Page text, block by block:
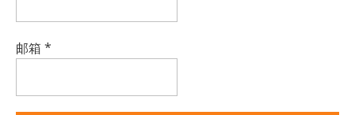
邮箱 *